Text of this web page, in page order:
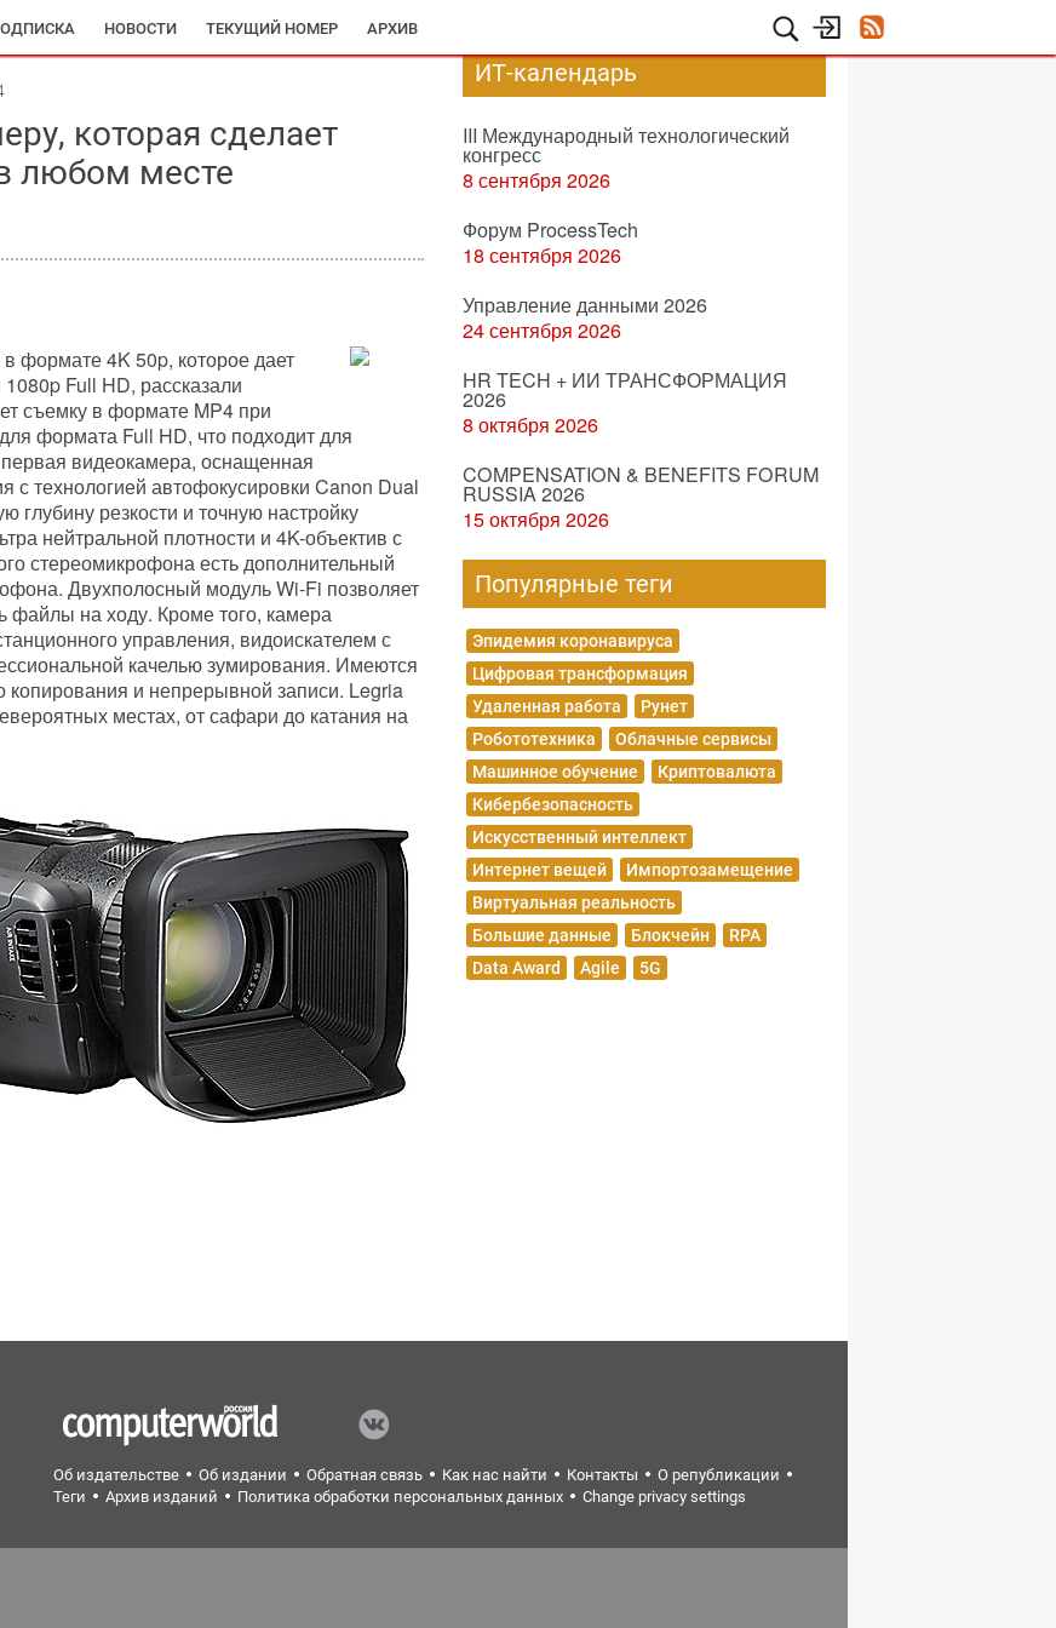
НОВОСТИ ТЕКУЩИЙ НОМЕР АРХИВ
которая сделает
любом месте
формате 4K 50p, которое дает
Full HD, рассказали
съемку в формате MP4 при
формата Full HD, что подходит для
видеокамера, оснащенная
технологией автофокусировки Canon Dual
глубину резкости и точную настройку
нейтральной плотности и 4K-объектив с
стереомикрофона есть дополнительный
Двухполосный модуль Wi-Fi позволяет
файлы на ходу. Кроме того, камера
управления, видоискателем с
качелью зумирования. Имеются
копирования и непрерывной записи. Legria
местах, от сафари до катания на
ИТ-календарь
III Международный технологический
конгресс
8 сентября 2026
Форум ProcessTech
18 сентября 2026
Управление данными 2026
24 сентября 2026
HR TECH + ИИ ТРАНСФОРМАЦИЯ
2026
8 октября 2026
COMPENSATION & BENEFITS FORUM
RUSSIA 2026
15 октября 2026
Популярные теги
Эпидемия коронавируса
Цифровая трансформация
Удаленная работа
Рунет
Робототехника
Облачные сервисы
Машинное обучение
Криптовалюта
Кибербезопасность
Искусственный интеллект
Интернет вещей
Импортозамещение
Виртуальная реальность
Большие данные
Блокчейн
RPA
Data Award
Agile 5G
Об издательстве Об издании Обратная связь Как нас найти Контакты
О републикации
Теги
Архив изданий Политика обработки персональных данных Change privacy settings